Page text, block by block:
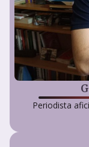
Periodista